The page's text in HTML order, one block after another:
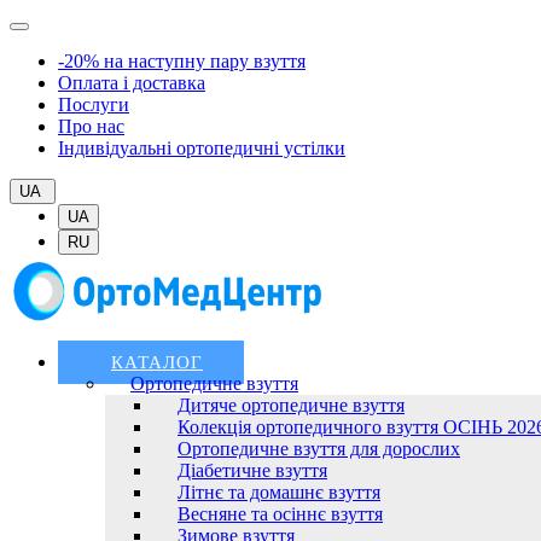
-20% на наступну пару взуття
Оплата і доставка
Послуги
Про нас
Індивідуальні ортопедичні устілки
UA
UA
RU
КАТАЛОГ
Ортопедичне взуття
Дитяче ортопедичне взуття
Колекція ортопедичного взуття ОСІНЬ
Ортопедичне взуття для дорослих
Діабетичне взуття
Літнє та домашнє взуття
Весняне та осіннє взуття
Зимове взуття